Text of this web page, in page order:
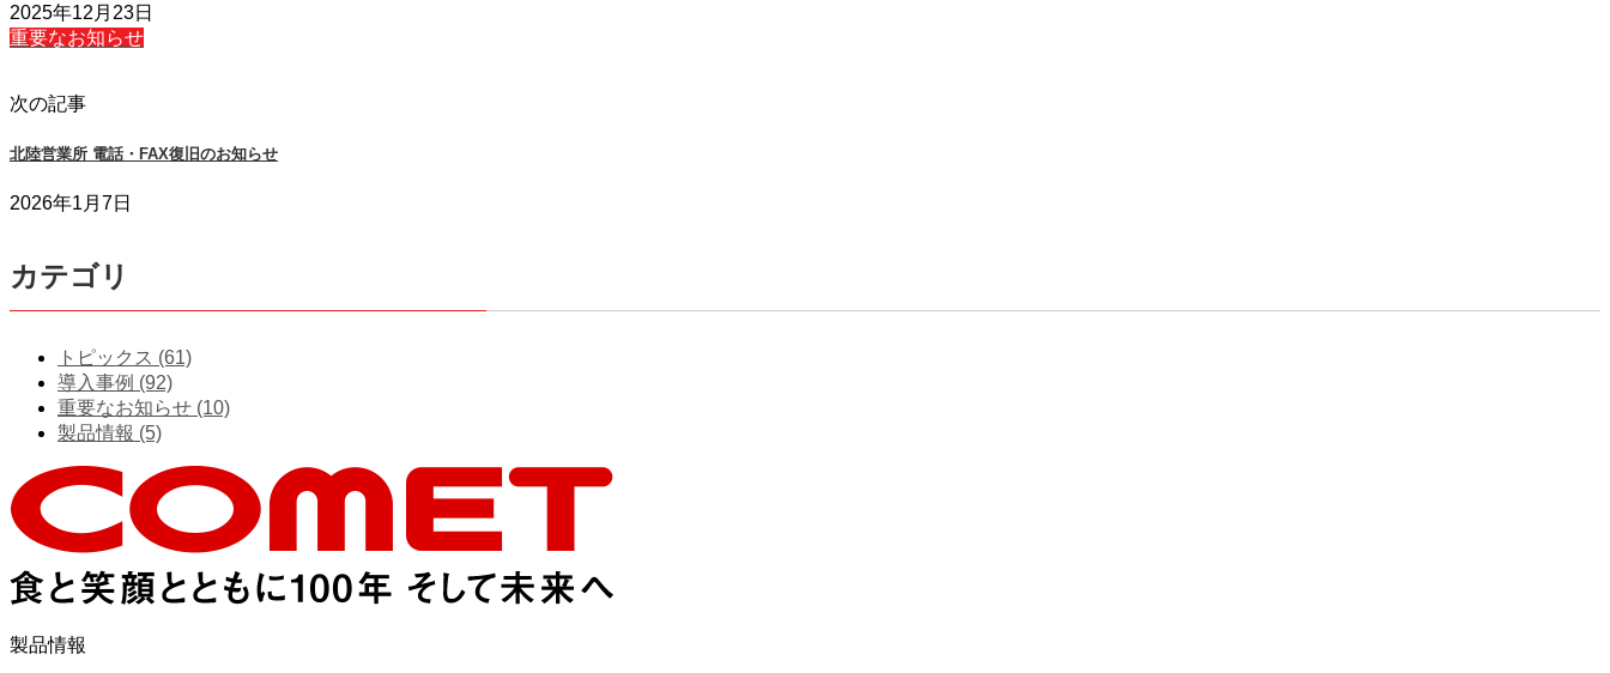
2025年12月23日
重要なお知らせ
次の記事
北陸営業所 電話・FAX復旧のお知らせ
2026年1月7日
カテゴリ
トピックス (61)
導入事例 (92)
重要なお知らせ (10)
製品情報 (5)
製品情報